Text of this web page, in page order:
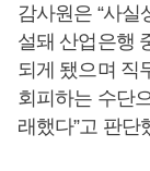
감사원은 “사
설돼 산업은행
되게 됐으며 직
회피하는 수단
래했다”고 판단